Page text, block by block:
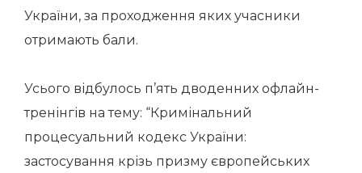
України, за проходження яких учасники
отримають бали.
Усього відбулось п’ять дводенних офлайн-
тренінгів на тему: “Кримінальний
процесуальний кодекс України:
застосування крізь призму європейських